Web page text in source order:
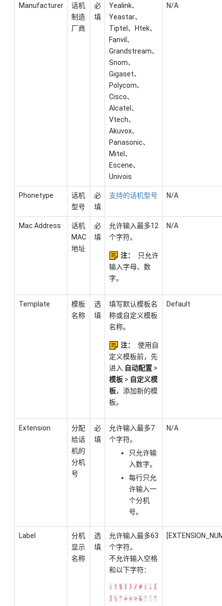
Manufacturer
话机
制造
厂商
必
填
Yealink、
Yeastar、
Tiptel、Htek、
Fanvil、
Grandstream、
Snom、
Gigaset、
Polycom、
Cisco、
Alcatel、
Vtech、
Akuvox、
Panasonic、
Mitel、
Escene、
Univois
N/A
Phonetype
话机
型号
必
填
支持的话机型号 N/A
Mac Address
话机
MAC
地址
必
填
允许输入最多12
个字符。
注：
只允许
输入字母、数
字。
N/A
Template
模板
名称
选
填
填写默认模板名
称或自定义模板
名称。
注：
使用自
定义模板前，先
进入 自动配置>
模板> 自定义模
板，添加新的模
板。
Default
Extension
分配
给话
机的
分机
号
必
填
允许输入最多7
个字符。
只允许输
入数字。
每行只允
许输入一
个分机
号。
N/A
Label
分机
显示
名称
选
填
允许输入最多63
个字符。
不允许输入空格
和以下字符：
: ! $ ( ) / # ; ,
\ " = < > & ' ` ^